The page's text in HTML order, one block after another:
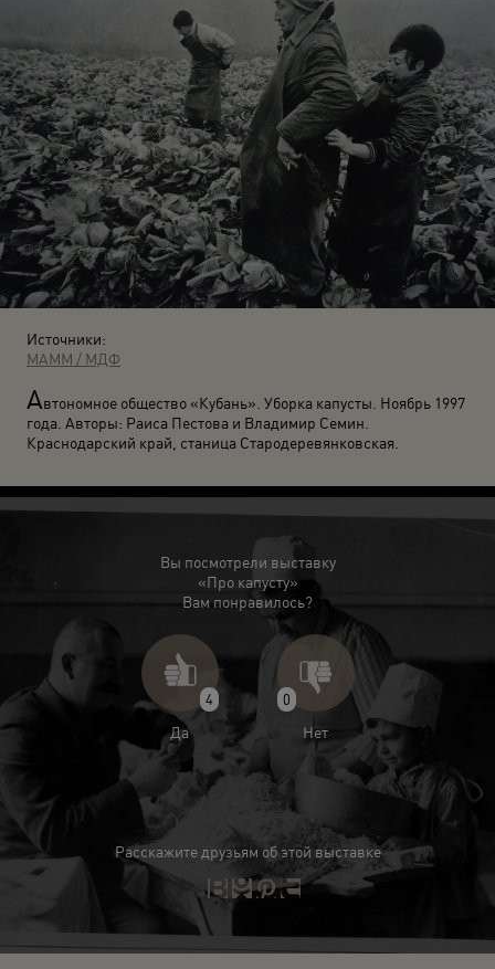
Источники:
МАММ / МДФ
Автономное общество «Кубань». Уборка капусты. Ноябрь 1997
года. Авторы: Раиса Пестова и Владимир Семин.
Краснодарский край, станица Стародеревянковская.
Вы посмотрели выставку
«Про капусту»
Вам понравилось?
4
Да
0
Нет
Расскажите друзьям об этой выставке